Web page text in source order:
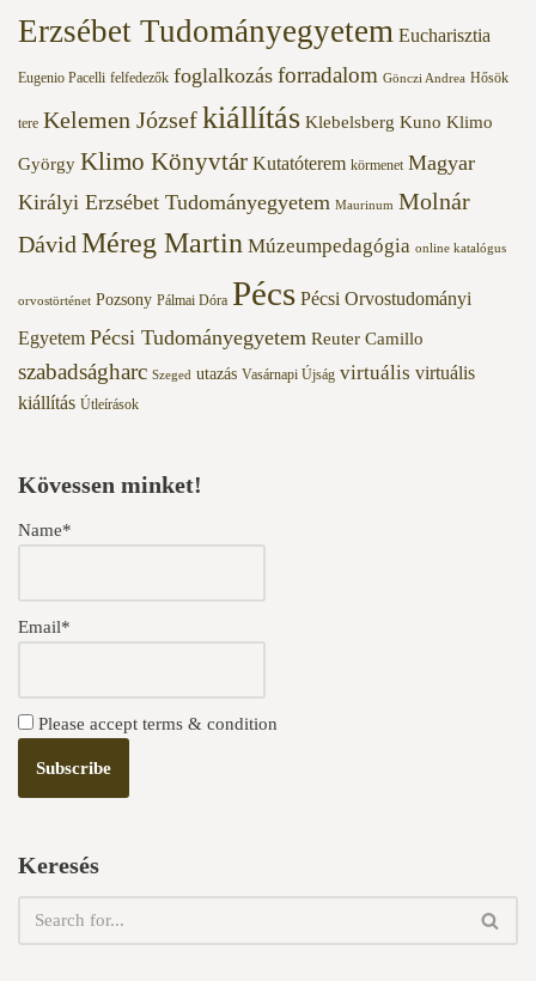
Erzsébet Tudományegyetem Eucharisztia
Eugenio Pacelli felfedezők foglalkozás forradalom Gönczi Andrea Hősök
tere Kelemen Józsefkiállítás Klebelsberg Kuno Klimo
György Klimo Könyvtár Kutatóterem körmenet Magyar
Királyi Erzsébet Tudományegyetem Maurinum Molnár
Dávid Méreg Martin Múzeumpedagógia online katalógus
orvostörténet Pozsony Pálmai Dóra Pécs Pécsi Orvostudományi
Egyetem Pécsi Tudományegyetem Reuter Camillo
szabadságharc Szeged utazás Vasárnapi Újság virtuális virtuális
kiállítás Útleírások
Kövessen minket!
Name*
Email*
Please accept terms & condition
Keresés